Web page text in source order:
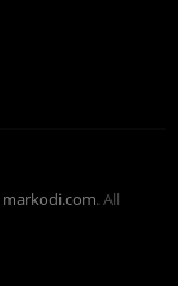
markodi.com. All